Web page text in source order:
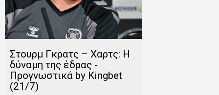
Στουρμ Γκρατς – Χαρτς: Η
δύναμη της έδρας -
Προγνωστικά by Kingbet
(21/7)